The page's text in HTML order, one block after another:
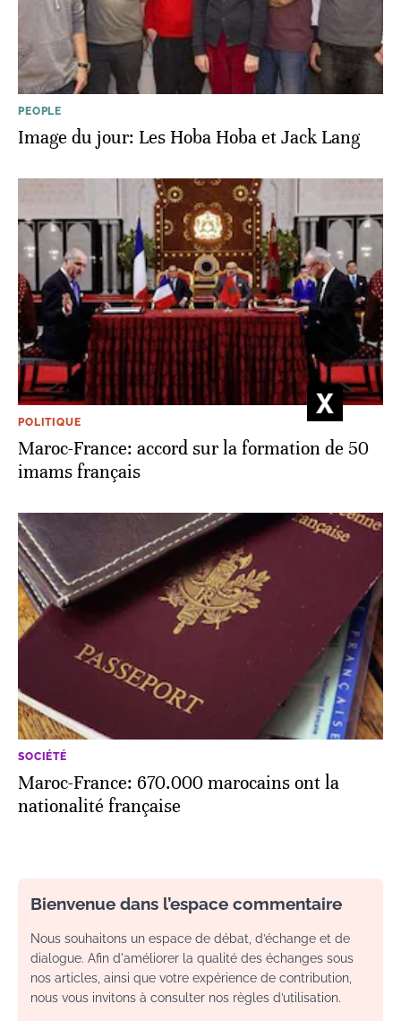
PEOPLE
Image du jour: Les Hoba Hoba et Jack Lang
POLITIQUE
Maroc-France: accord sur la formation de 50
imams français
SOCIÉTÉ
Maroc-France: 670.000 marocains ont la
nationalité française
Bienvenue dans l’espace commentaire
Nous souhaitons un espace de débat, d’échange et de
dialogue. Afin d'améliorer la qualité des échanges sous
nos articles, ainsi que votre expérience de contribution,
nous vous invitons à consulter nos règles d’utilisation.